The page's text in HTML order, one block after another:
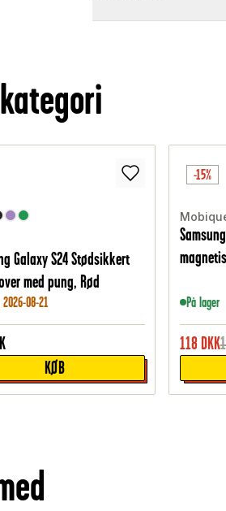
Galaxy S24 Stødsikkert
med pung, Rød
08-21
KØB
-15%
På lager
118 DKK